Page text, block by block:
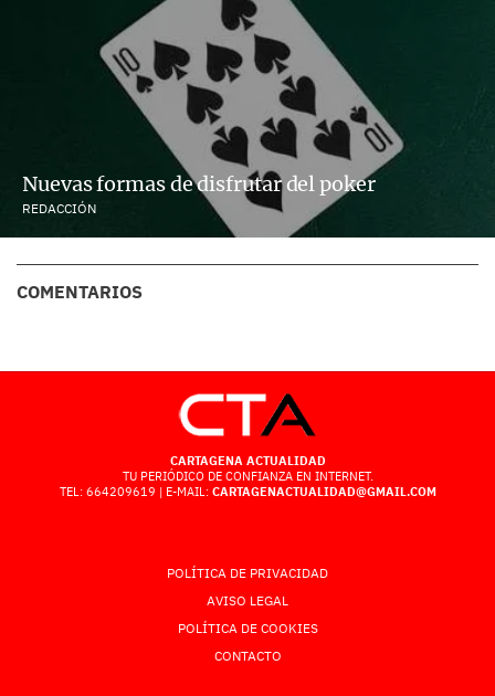
Nuevas formas de disfrutar del poker
REDACCIÓN
COMENTARIOS
CARTAGENA ACTUALIDAD
TU PERIÓDICO DE CONFIANZA EN INTERNET.
TEL: 664209619 | E-MAIL: CARTAGENACTUALIDAD@GMAIL.COM
POLÍTICA DE PRIVACIDAD
AVISO LEGAL
POLÍTICA DE COOKIES
CONTACTO